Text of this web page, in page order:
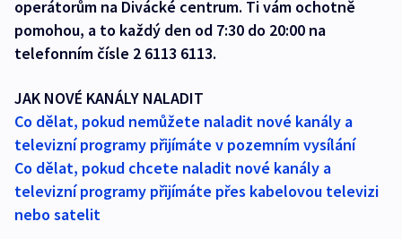
operátorům na Divácké centrum. Ti vám ochotně
pomohou, a to každý den od 7:30 do 20:00 na
telefonním čísle 2 6113 6113.
JAK NOVÉ KANÁLY NALADIT
Co dělat, pokud nemůžete naladit nové kanály a
televizní programy přijímáte v pozemním vysílání
Co dělat, pokud chcete naladit nové kanály a
televizní programy přijímáte přes kabelovou televizi
nebo satelit